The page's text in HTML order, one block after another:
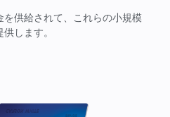
供給されて、これらの小規模
します。